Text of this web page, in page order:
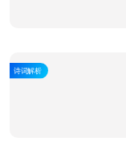
诗词解析